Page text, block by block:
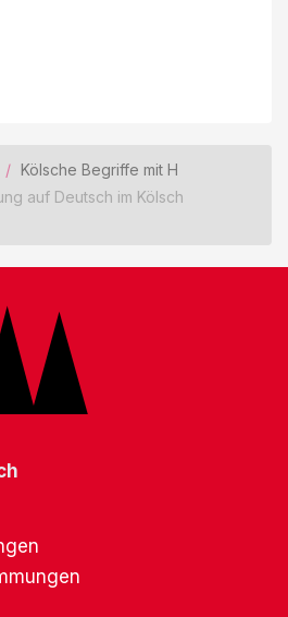
Kölsche Begriffe mit H
auf Deutsch im Kölsch